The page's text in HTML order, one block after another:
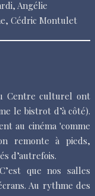
Angélie
Cédric Montulet
Centre culturel ont
le bistrot d’à côté).
au cinéma 'comme
remonte à pieds,
d’autrefois.
que nos salles
Au rythme des